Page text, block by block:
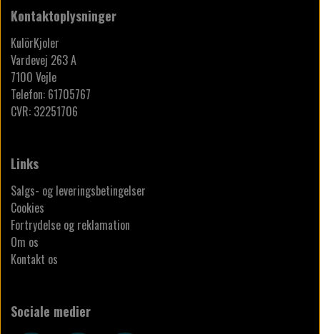
Kontaktoplysninger
KulörKjoler
Vardevej 263 A
7100 Vejle
Telefon: 61705767
CVR: 32251706
Links
Salgs- og leveringsbetingelser
Cookies
Fortrydelse og reklamation
Om os
Kontakt os
Sociale medier